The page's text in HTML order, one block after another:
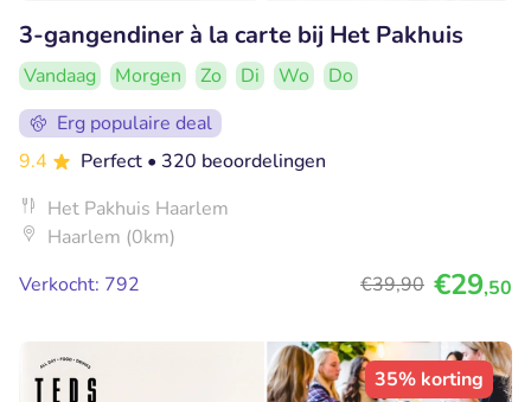
3-gangendiner à la carte bij Het Pakhuis
Vandaag Morgen Zo Di Wo
Do
Erg populaire deal
9.4
Perfect • 320 beoordelingen
Het Pakhuis Haarlem
Haarlem (0km)
Verkocht: 792
€39,90 €29,50
35% korting